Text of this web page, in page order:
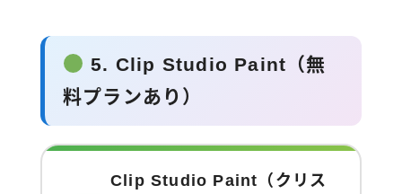
5. Clip Studio Paint（無
料プランあり）
Clip Studio Paint（クリス